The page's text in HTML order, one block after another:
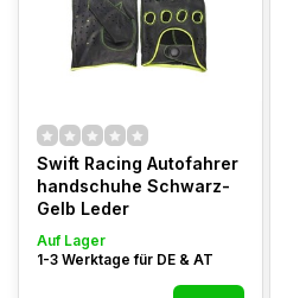
Swift Racing Autofahrer
handschuhe Schwarz-
Gelb Leder
Auf Lager
1-3 Werktage für DE & AT